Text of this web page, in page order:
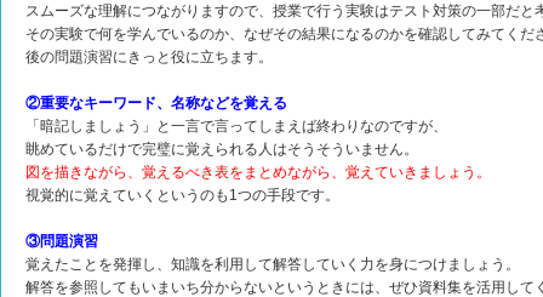
スムーズな理解につながりますので、授業で行う実験はテスト対策の一部だと
その実験で何を学んでいるのか、なぜその結果になるのかを確認してみてくだ
後の問題演習にきっと役に立ちます。
②重要なキーワード、名称などを覚える
「暗記しましょう」と一言で言ってしまえば終わりなのですが、
眺めているだけで完璧に覚えられる人はそうそういません。
図を描きながら、覚えるべき表をまとめながら、覚えていきましょう。
視覚的に覚えていくというのも1つの手段です。
③問題演習
覚えたことを発揮し、知識を利用して解答していく力を身につけましょう。
解答を参照してもいまいち分からないというときには、ぜひ資料集を活用して